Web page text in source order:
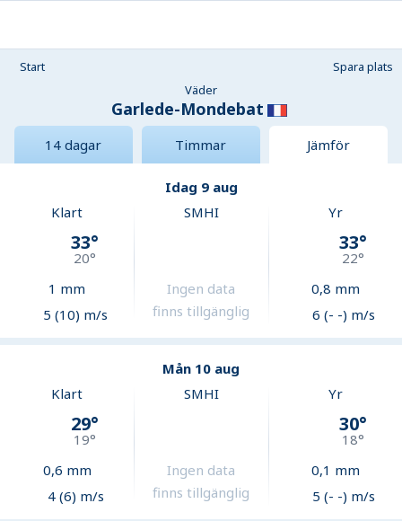
Start
Spara plats
Väder
Garlede-Mondebat
14 dagar Timmar Jämför
Idag 9 aug
Klart
33°
20°
1 mm
5 (10) m/s
SMHI
Ingen data
finns tillgänglig
Yr
33°
22°
0,8 mm
6 (- -) m/s
Mån 10 aug
Klart
29°
19°
0,6 mm
4 (6) m/s
SMHI
Ingen data
finns tillgänglig
Yr
30°
18°
0,1 mm
5 (- -) m/s